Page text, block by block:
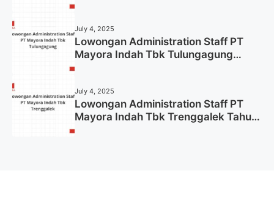
July 4, 2025
Lowongan Administration Staff PT
Mayora Indah Tbk Tulungagung
July 4, 2025
Lowongan Administration Staff PT
Mayora Indah Tbk Trenggalek Tahun